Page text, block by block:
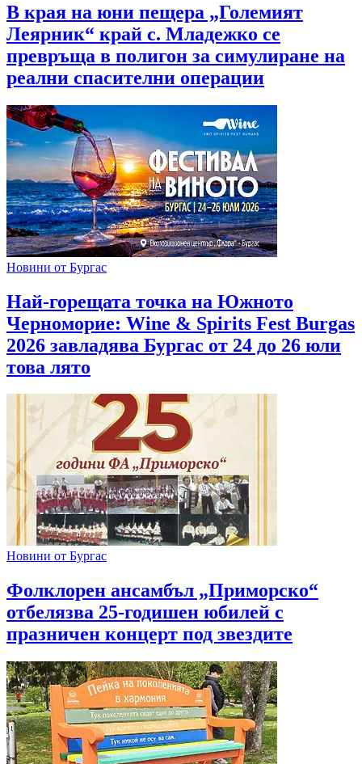
В края на юни пещера „Големият
Леярник“ край с. Младежко се
превръща в полигон за симулиране на
реални спасителни операции
Новини от Бургас
Най-горещата точка на Южното
Черноморие: Wine & Spirits Fest Burgas
2026 завладява Бургас от 24 до 26 юли
това лято
Новини от Бургас
Фолклорен ансамбъл „Приморско“
отбелязва 25-годишен юбилей с
празничен концерт под звездите